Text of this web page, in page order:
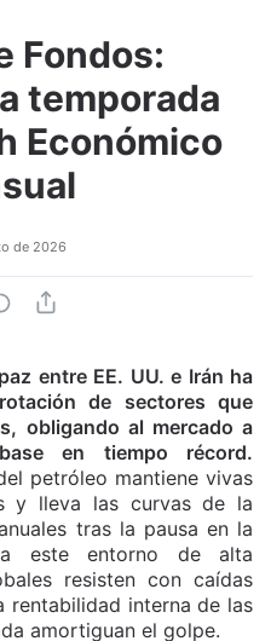
Fondos:
temporada
Económico
de 2026
entre EE. UU. e Irán ha
de sectores que
obligando al mercado a
en tiempo récord.
petróleo mantiene vivas
y lleva las curvas de la
tras la pausa en la
este entorno de alta
resisten con caídas
rentabilidad interna de las
amortiguan el golpe.